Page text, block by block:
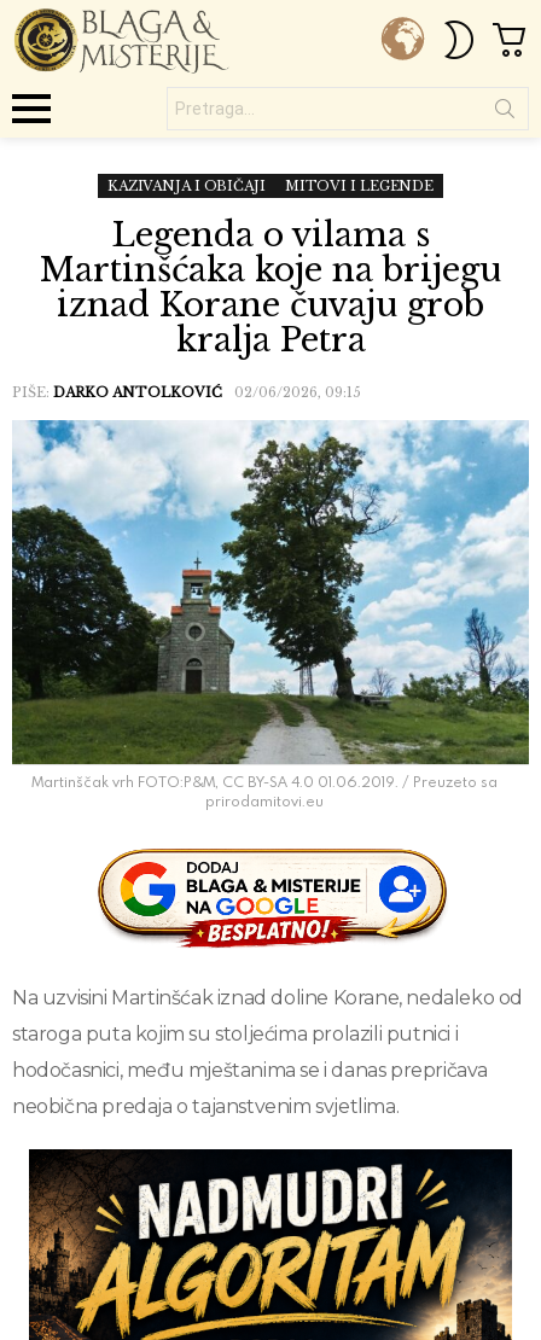
SKIN
KAZIVANJA I OBIČAJI MITOVI I LEGENDE
Legenda o vilama s
Martinšćaka koje na brijegu
iznad Korane čuvaju grob
kralja Petra
PIŠE: DARKO ANTOLKOVIĆ 02/06/2026, 09:15
Martinščak vrh FOTO:P&M, CC BY-SA 4.0 01.06.2019. / Preuzeto sa
prirodamitovi.eu
Na uzvisini Martinšćak iznad doline Korane, nedaleko od
staroga puta kojim su stoljećima prolazili putnici i
hodočasnici, među mještanima se i danas prepričava
neobična predaja o tajanstvenim svjetlima.